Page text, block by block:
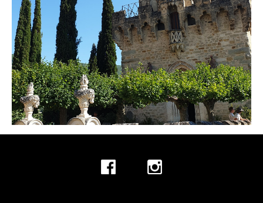
NOS TARIFS
CONTACT
RÉSERVATION
FR